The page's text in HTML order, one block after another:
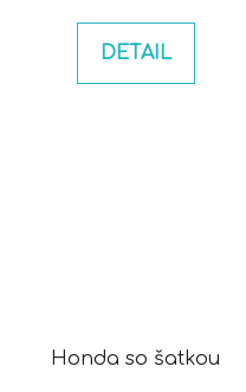
DETAIL
Honda so šatkou